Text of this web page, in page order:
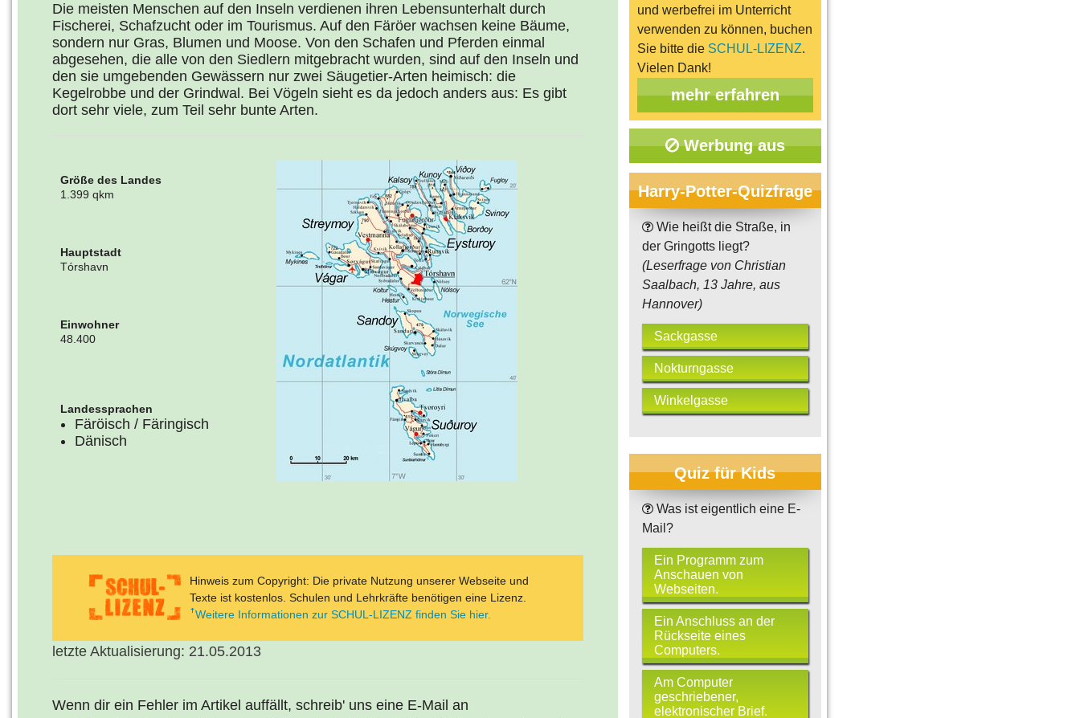
Die meisten Menschen auf den Inseln verdienen ihren Lebensunterhalt durch
Fischerei, Schafzucht oder im Tourismus. Auf den Färöer wachsen keine Bäume,
sondern nur Gras, Blumen und Moose. Von den Schafen und Pferden einmal
abgesehen, die alle von den Siedlern mitgebracht wurden, sind auf den Inseln und
den sie umgebenden Gewässern nur zwei Säugetier-Arten heimisch: die
Kegelrobbe und der Grindwal. Bei Vögeln sieht es da jedoch anders aus: Es gibt
dort sehr viele, zum Teil sehr bunte Arten.
Größe des Landes
1.399 qkm
Hauptstadt
Tórshavn
Einwohner
48.400
Landessprachen
Färöisch / Färingisch
Dänisch
Hinweis zum Copyright: Die private Nutzung unserer Webseite und
Texte ist kostenlos. Schulen und Lehrkräfte benötigen eine Lizenz.
Weitere Informationen zur SCHUL-LIZENZ finden Sie hier.
letzte Aktualisierung: 21.05.2013
Wenn dir ein Fehler im Artikel auffällt, schreib' uns eine E-Mail an
und werbefrei im Unterricht
verwenden zu können, buchen
Sie bitte die SCHUL-LIZENZ.
Vielen Dank!
mehr erfahren
Werbung aus
Harry-Potter-Quizfrage
Wie heißt die Straße, in
der Gringotts liegt?
(Leserfrage von Christian
Saalbach, 13 Jahre, aus
Hannover)
Sackgasse
Nokturngasse
Winkelgasse
Quiz für Kids
Was ist eigentlich eine E-
Mail?
Ein Programm zum
Anschauen von
Webseiten.
Ein Anschluss an der
Rückseite eines
Computers.
Am Computer
geschriebener,
elektronischer Brief.